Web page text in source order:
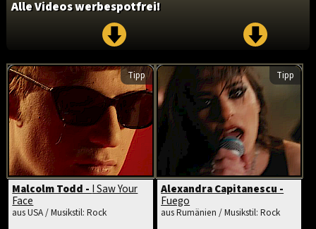
Alle Videos werbespotfrei!
Tipp
Malcolm Todd - I Saw Your
Face
aus USA / Musikstil: Rock
Tipp
Alexandra Capitanescu -
Fuego
aus Rumänien / Musikstil: Rock